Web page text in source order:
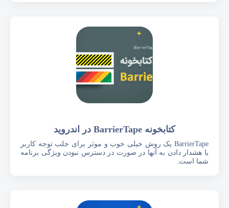
کتابخونه BarrierTape در اندروید
BarrierTape یک روش خیلی خوب و موثر برای جلب توجه کاربر
یا هشدار دادن به آنها در صورت در دسترس نبودن ویژگی برنامه
شما است.